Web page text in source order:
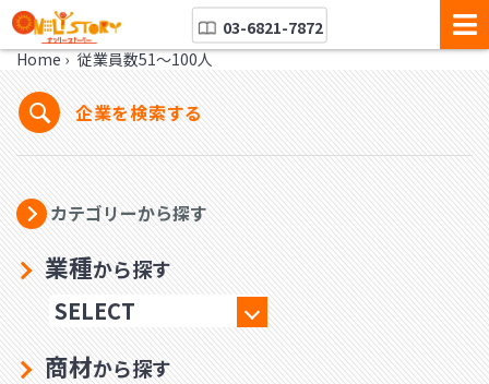
03-6821-7872
Home › 従業員数51～100人
企業を検索する
カテゴリーから探す
業種から探す
商材から探す